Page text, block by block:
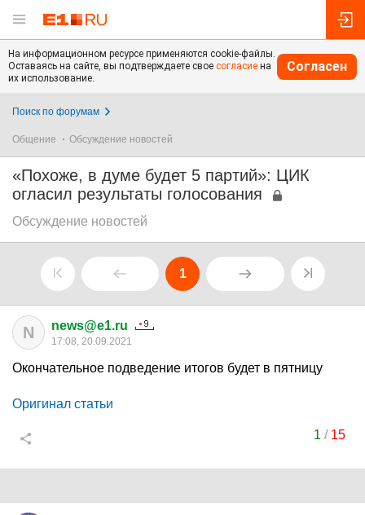
На информационном ресурсе применяются cookie-файлы.
Оставаясь на сайте, вы подтверждаете свое согласие на
их использование.
Согласен
Поиск по форумам
Общение Обсуждение новостей
«Похоже, в думе будет 5 партий»: ЦИК
огласил результаты голосования
Обсуждение новостей
1
N news@e1.ru
17:08, 20.09.2021
Окончательное подведение итогов будет в пятницу
Оригинал статьи
1 / 15